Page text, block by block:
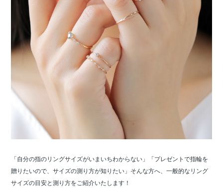
「自分の指のリングサイズがいまいちわからない」「プレゼントで指輪を
贈りたいので、サイズの測り方が知りたい」そんな方へ、一般的なリング
サイズの目安と測り方をご紹介いたします！